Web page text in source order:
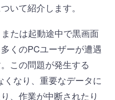
いて紹介します。
たは起動途中で黒画面
くのPCユーザーが遭遇
この問題が発生する
くなり、重要なデータに
、作業が中断されたり